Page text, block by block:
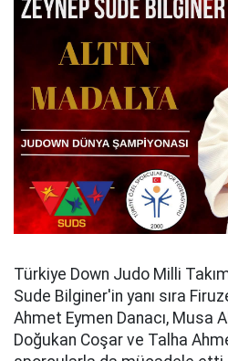
Türkiye Down Judo Milli
Sude Bilginer'in yanı sıra
Ahmet Eymen Danacı, Musa
Doğukan Coşar ve Talha